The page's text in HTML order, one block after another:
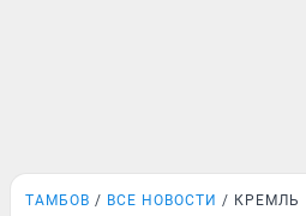
ТАМБОВ ВСЕ НОВОСТИ КРЕМЛЬ